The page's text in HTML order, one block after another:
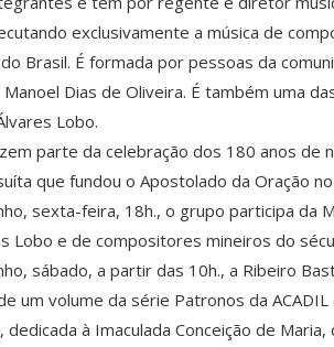
exclusivamente a música de
do Brasil. É formada por pessoas da
Dias de Oliveira. É também uma
Lobo.
parte da celebração dos 180 anos de
que fundou o Apostolado da Oração
sexta-feira, 18h., o grupo participa da
Lobo e de compositores mineiros do
sábado, a partir das 10h., a Ribeiro
um volume da série Patronos da
dedicada à Imaculada Conceição de